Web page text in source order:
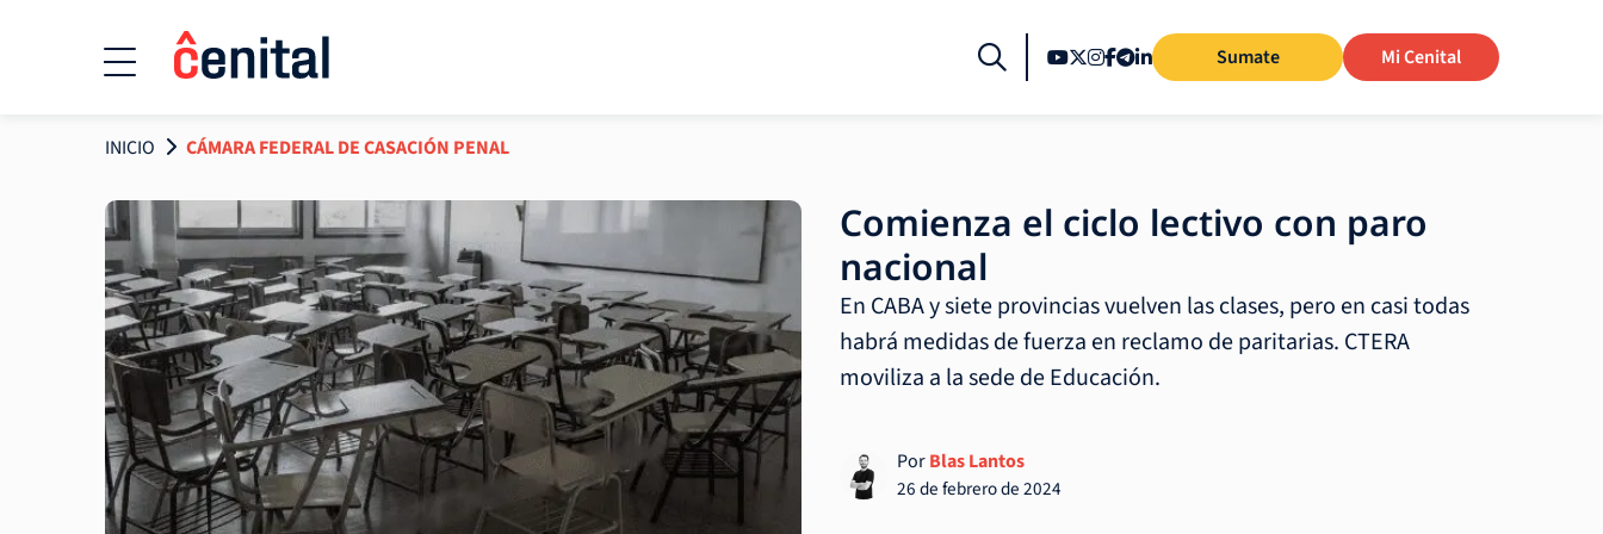
Sumate Mi Cenital
INICIO CÁMARA FEDERAL DE CASACIÓN PENAL
Comienza el ciclo lectivo con paro
nacional
En CABA y siete provincias vuelven las clases, pero en casi todas
habrá medidas de fuerza en reclamo de paritarias. CTERA
moviliza a la sede de Educación.
PorBlas Lantos
26 de febrero de 2024